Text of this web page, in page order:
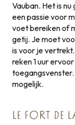
Vauban. Het is
een passie voor
voet bereiken of
getij. Je moet
is voor je
reken 1 uur
mogelijk.
LE FORT